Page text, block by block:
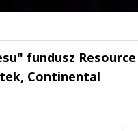
fundusz Resource
Continental